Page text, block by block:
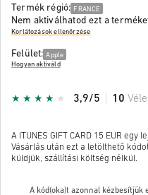
Termék régió: FRANCE
Nem aktiválhatod ezt a
Korlátozások ellenőrzése
Felület: Apple
Hogyan aktiváld
3,9/5 10
A ITUNES GIFT CARD 15 EUR
Vásárlás után ezt a letölthető
küldjük, szállítási költség nélkül.
A kód(oka)t azonnal kézbesítjük